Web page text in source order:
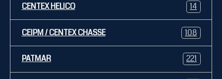
CENTEX HELICO 14
CEIPM / CENTEX CHASSE 108
PATMAR 221